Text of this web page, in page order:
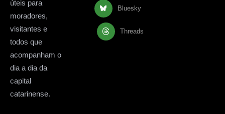
úteis para
moradores,
visitantes e
todos que
acompanham o
dia a dia da
capital
catarinense.
Bluesky
Threads